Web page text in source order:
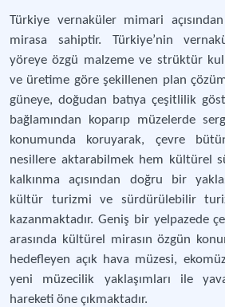
Türkiye vernaküler mimari
mirasa sahiptir. Türkiye’nin
yöreye özgü malzeme ve strüktür
ve üretime göre şekillenen plan
güneye, doğudan batıya çeşitlilik
bağlamından koparıp müzelerde
konumunda koruyarak, çevre
nesillere aktarabilmek hem kültürel
kalkınma açısından doğru bir
kültür turizmi ve sürdürülebilir
kazanmaktadır. Geniş bir yelpazede
arasında kültürel mirasın özgün
hedefleyen açık hava müzesi,
yeni müzecilik yaklaşımları ile
hareketi öne çıkmaktadır.